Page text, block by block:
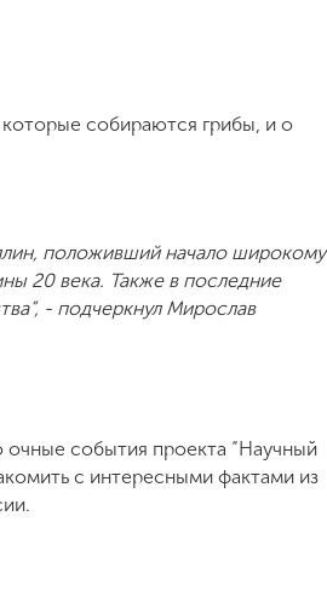
которые собираются грибы, и о
положивший начало широкому
20 века. Также в последние
- подчеркнул Мирослав
очные события проекта “Научный
с интересными фактами из